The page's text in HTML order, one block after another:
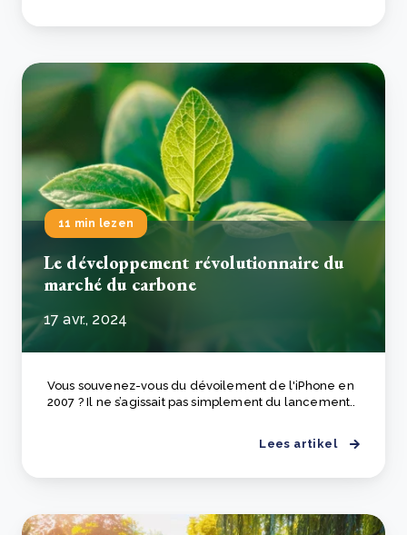
11 min lezen
Le développement révolutionnaire du
marché du carbone
17 avr., 2024
Vous souvenez-vous du dévoilement de l'iPhone en
2007 ? Il ne s’agissait pas simplement du lancement..
Lees artikel